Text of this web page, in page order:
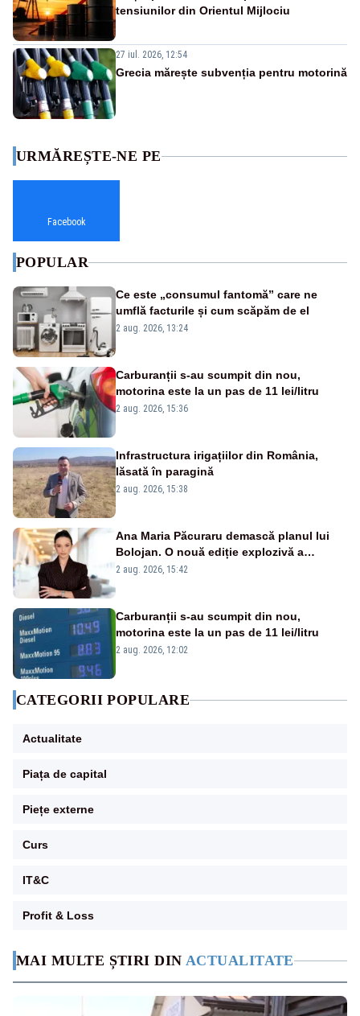
tensiunilor din Orientul Mijlociu
27 iul. 2026, 12:54
Grecia mărește subvenția pentru motorină
MAI MULTE ȘTIRI DIN ACTUALITATE
URMĂREȘTE-NE PE
Facebook
POPULAR
Ce este „consumul fantomă” care ne
umflă facturile și cum scăpăm de el
2 aug. 2026, 13:24
Carburanții s-au scumpit din nou,
motorina este la un pas de 11 lei/litru
2 aug. 2026, 15:36
Infrastructura irigațiilor din România,
lăsată în paragină
2 aug. 2026, 15:38
Ana Maria Păcuraru demască planul lui
Bolojan. O nouă ediție explozivă a
emisiunii „Miza Zilei” la Realitatea PLUS
2 aug. 2026, 15:42
Carburanții s-au scumpit din nou,
motorina este la un pas de 11 lei/litru
2 aug. 2026, 12:02
CATEGORII POPULARE
Actualitate
Piața de capital
Piețe externe
Curs
IT&C
Profit & Loss